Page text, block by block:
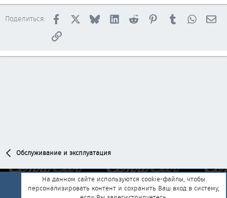
о
Поделиться: Facebook BlueskyLinkedInReddit PinterestTumblr
Ссылка
Обслуживание и эксплуатация
Обратная связь Условия и правила
На данном сайте используются cookie-файлы, чтобы
персонализировать контент и сохранить Ваш вход в систему,